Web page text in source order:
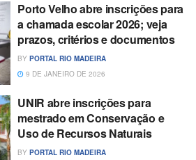
Porto Velho abre inscrições para
a chamada escolar 2026; veja
prazos, critérios e documentos
BY PORTAL RIO MADEIRA
9 DE JANEIRO DE 2026
UNIR abre inscrições para
mestrado em Conservação e
Uso de Recursos Naturais
BY PORTAL RIO MADEIRA